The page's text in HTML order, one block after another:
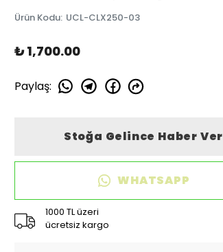
Ürün Kodu: UCL-CLX250-03
₺ 1,700.00
Paylaş:
Stoğa Gelince Haber Ver
WHATSAPP
1000 TL üzeri
ücretsiz kargo